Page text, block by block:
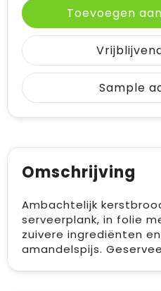
Toevoegen
Sample
Omschrijving
Ambachtelijk
serveerplank, in folie
zuivere ingrediënten
amandelspijs.